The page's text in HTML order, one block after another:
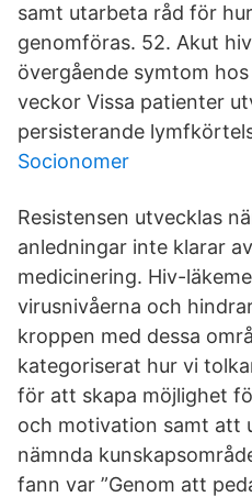
samt utarbeta råd för
genomföras. 52. Akut
övergående symtom
veckor Vissa patienter
persisterande
Socionomer
Resistensen utvecklas
anledningar inte klarar
medicinering. Hiv-
virusnivåerna och
kroppen med dessa
kategoriserat hur vi
för att skapa möjlighet
och motivation samt att
nämnda
fann var ”Genom att